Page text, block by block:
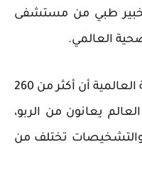
لخبير طبي من مستشفى
العالمي.
وتقدّر هيئات مثل منظمة الصحة العالمية أن أكثر من 260
يعانون من الربو،
والتشخيصات تختلف من